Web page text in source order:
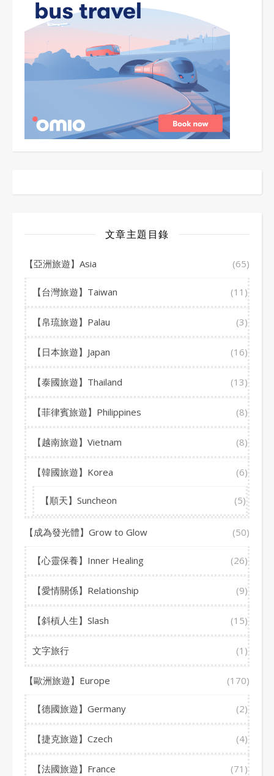
文章主題目錄
【亞洲旅遊】Asia (65)
【台灣旅遊】Taiwan (11)
【帛琉旅遊】Palau (3)
【日本旅遊】Japan (16)
【泰國旅遊】Thailand (13)
【菲律賓旅遊】Philippines (8)
【越南旅遊】Vietnam (8)
【韓國旅遊】Korea (6)
【順天】Suncheon (5)
【成為發光體】Grow to Glow (50)
【心靈保養】Inner Healing (26)
【愛情關係】Relationship (9)
【斜槓人生】Slash (15)
文字旅行 (1)
【歐洲旅遊】Europe (170)
【德國旅遊】Germany (2)
【捷克旅遊】Czech (4)
【法國旅遊】France (71)